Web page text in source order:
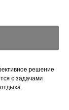
решение
с задачами